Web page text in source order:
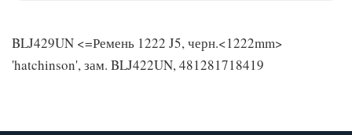
BLJ429UN <=Ремень 1222 J5, черн.<1222mm>
'hatchinson', зам. BLJ422UN, 481281718419